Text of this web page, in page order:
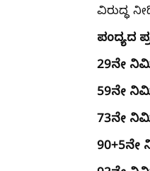
ವಿರುದ್ಧ
ಪಂದ್ಯದ
29ನೇ
59ನೇ
73ನೇ